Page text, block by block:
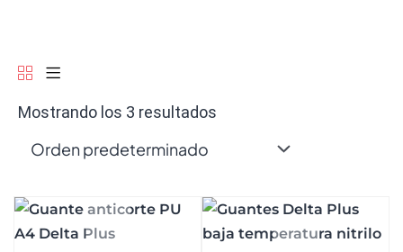
Mostrando los 3 resultados